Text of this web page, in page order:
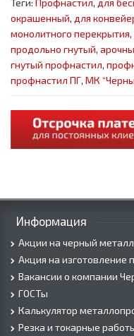
Теги: Профнастил, для
окрашенный, для
монолитного перекрытия,
продольно гнутый,
гнутый профнастил,
профнастил ПГ, МК
Информация
Акции на черный
Акция на изготовление
Вакансии о компании
ГОСТы
Калькулятор
Резка и токарные